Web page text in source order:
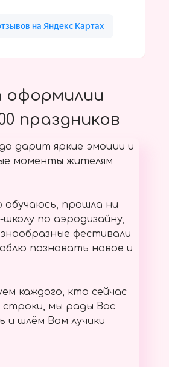
оформилии
праздников
дарит яркие эмоции и
моменты жителям
обучаюсь, прошла ни
по аэродизайну,
фестивали
познавать новое и
каждого, кто сейчас
мы рады Вас
и шлём Вам лучики